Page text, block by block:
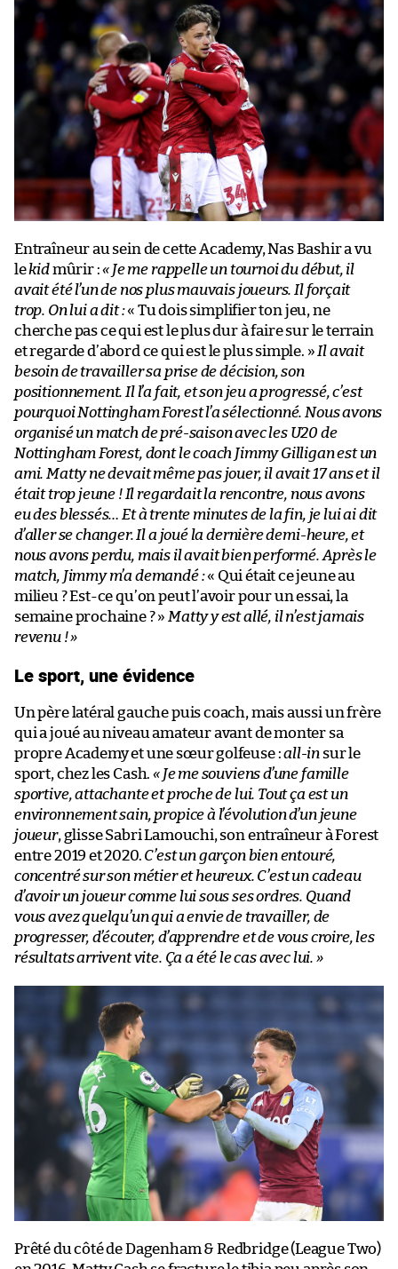
Entraîneur au sein de cette Academy, Nas Bashir a vu
lekidmûrir :« Je me rappelle un tournoi du début, il
avait été l’un de nos plus mauvais joueurs. Il forçait
trop. On lui a dit :« Tu dois simplifier ton jeu, ne
cherche pas ce qui est le plus dur à faire sur le terrain
et regarde d’abord ce qui est le plus simple. »Il avait
besoin de travailler sa prise de décision, son
positionnement. Il l’a fait, et son jeu a progressé, c’est
pourquoi Nottingham Forest l’a sélectionné. Nous avons
organisé un match de pré-saison avec les U20 de
Nottingham Forest, dont le coach Jimmy Gilligan est un
ami. Matty ne devait même pas jouer, il avait 17 ans et il
était trop jeune ! Il regardait la rencontre, nous avons
eu des blessés… Et à trente minutes de la fin, je lui ai dit
d’aller se changer. Il a joué la dernière demi-heure, et
nous avons perdu, mais il avait bien performé. Après le
match, Jimmy m’a demandé :« Qui était ce jeune au
milieu ? Est-ce qu’on peut l’avoir pour un essai, la
semaine prochaine ? »Matty y est allé, il n’est jamais
revenu ! »
Le sport, une évidence
Un père latéral gauche puis coach, mais aussi un frère
qui a joué au niveau amateur avant de monter sa
propre Academy et une sœur golfeuse :all-in sur le
sport, chez les Cash.« Je me souviens d’une famille
sportive, attachante et proche de lui. Tout ça est un
environnement sain, propice à l’évolution d’un jeune
joueur, glisse Sabri Lamouchi, son entraîneur à Forest
entre 2019 et 2020. C’est un garçon bien entouré,
concentré sur son métier et heureux. C’est un cadeau
d’avoir un joueur comme lui sous ses ordres. Quand
vous avez quelqu’un qui a envie de travailler, de
progresser, d’écouter, d’apprendre et de vous croire, les
résultats arrivent vite. Ça a été le cas avec lui. »
Prêté du côté de Dagenham & Redbridge (League Two)